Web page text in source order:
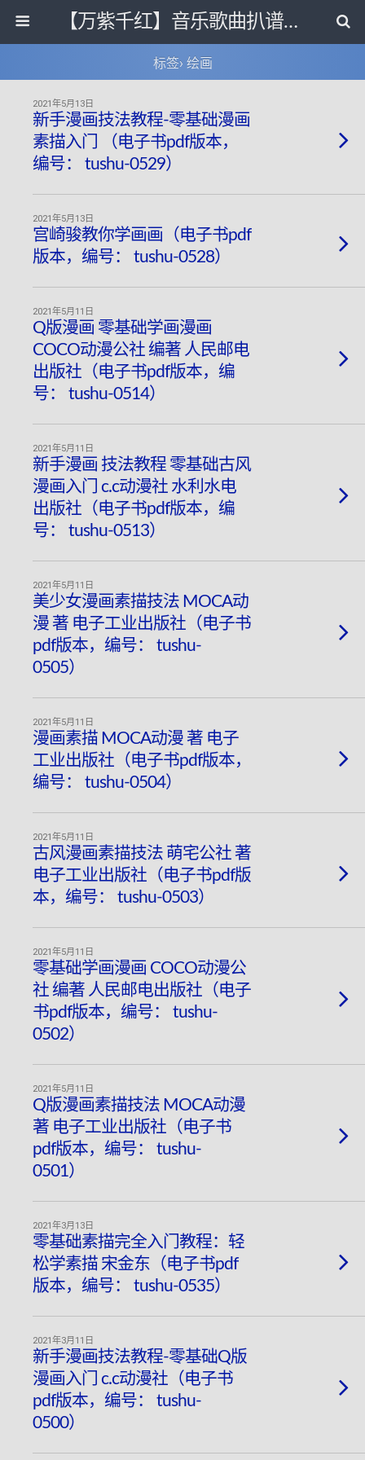
【万紫千红】音乐歌曲扒谱打带和电子书影视剧资源网
标签› 绘画
2021年5月13日
新手漫画技法教程-零基础漫画
素描入门 （电子书pdf版本，
编号： tushu-0529）
2021年5月13日
宫崎骏教你学画画（电子书pdf
版本，编号： tushu-0528）
2021年5月11日
Q版漫画 零基础学画漫画
COCO动漫公社 编著 人民邮电
出版社（电子书pdf版本，编
号： tushu-0514）
2021年5月11日
新手漫画 技法教程 零基础古风
漫画入门 c.c动漫社 水利水电
出版社（电子书pdf版本，编
号： tushu-0513）
2021年5月11日
美少女漫画素描技法 MOCA动
漫 著 电子工业出版社（电子书
pdf版本，编号： tushu-
0505）
2021年5月11日
漫画素描 MOCA动漫 著 电子
工业出版社（电子书pdf版本，
编号： tushu-0504）
2021年5月11日
古风漫画素描技法 萌宅公社 著
电子工业出版社（电子书pdf版
本，编号： tushu-0503）
2021年5月11日
零基础学画漫画 COCO动漫公
社 编著 人民邮电出版社（电子
书pdf版本，编号： tushu-
0502）
2021年5月11日
Q版漫画素描技法 MOCA动漫
著 电子工业出版社（电子书
pdf版本，编号： tushu-
0501）
2021年3月13日
零基础素描完全入门教程：轻
松学素描 宋金东（电子书pdf
版本，编号： tushu-0535）
2021年3月11日
新手漫画技法教程-零基础Q版
漫画入门 c.c动漫社（电子书
pdf版本，编号： tushu-
0500）